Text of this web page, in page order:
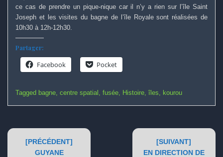
ce cas de prendre un pique-nique car il n’y a rien sur l’île Saint
Joseph et les visites du bagne de l’île Royale sont réalisées de
10h30 à 12h-12h30.
Partager:
Facebook Pocket
Tagged bagne centre spatial fusée Histoire îles kourou
Post
navigation
[PRÉCÉDENT]
GUYANE
[SUIVANT]
EN DIRECTION DE